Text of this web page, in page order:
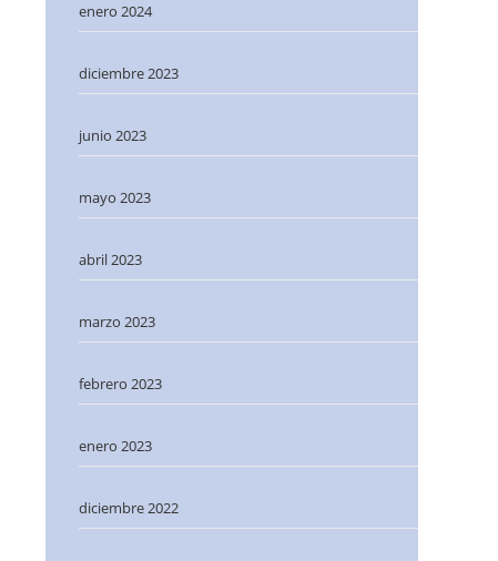
enero 2024
diciembre 2023
junio 2023
mayo 2023
abril 2023
marzo 2023
febrero 2023
enero 2023
diciembre 2022